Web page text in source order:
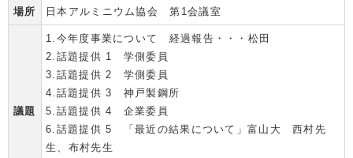
場所 日本アルミニウム協会 第1会議室
議題
1.今年度事業について 経過報告・・・松田
2.話題提供 1 学側委員
3.話題提供 2 学側委員
4.話題提供 3 神戸製鋼所
5.話題提供 4 企業委員
6.話題提供 5 「最近の結果について」富山大 西村先
生、布村先生